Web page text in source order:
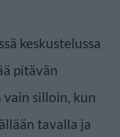
keskustelussa
pitävän
silloin, kun
tavalla ja